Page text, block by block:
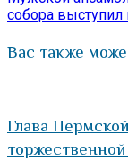
собора
Вас также
Глава